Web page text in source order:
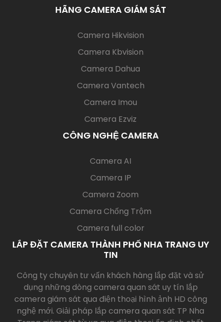
HÃNG CAMERA GIÁM SÁT
Camera Hikvision(current)
Camera Kbvision
Camera Dahua
Camera Vantech
Camera Imou
Camera Ezviz
CÔNG NGHỆ CAMERA
Camera AI
Camera IP
Camera Zoom
Camera Chống Trộm
Camera full color
LẮP ĐẶT CAMERA THÀNH PHỐ NHA TRANG UY
TIN
Công ty chuyên tư vấn khách hàng lắp đặt và sử
dụng những dòng camera quan sát uy tín lắp
camera giám sát qua điện thoại hình ảnh HD công
nghệ mới. Giải pháp lắp camera quan sát TP Nha